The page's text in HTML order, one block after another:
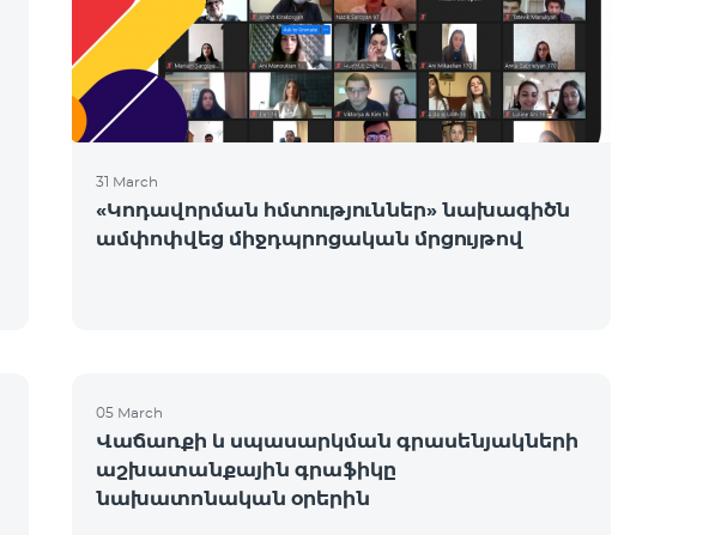
31 March
«Կոդավորման հմտություններ» նախագիծն
ամփոփվեց միջդպրոցական մրցույթով
05 March
Վաճառքի և սպասարկման գրասենյակների
աշխատանքային գրաֆիկը
նախատոնական օրերին